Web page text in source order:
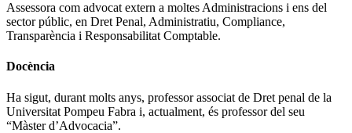
Assessora com advocat extern a moltes Administracions i ens del
sector públic, en Dret Penal, Administratiu, Compliance,
Transparència i Responsabilitat Comptable.
Docència
Ha sigut, durant molts anys, professor associat de Dret penal de la
Universitat Pompeu Fabra i, actualment, és professor del seu
“Màster d’Advocacia”.